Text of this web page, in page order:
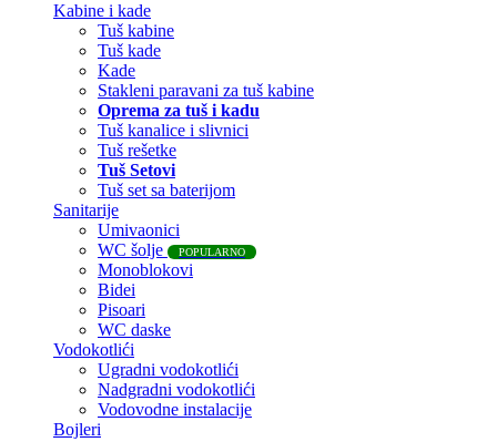
Kabine i kade
Tuš kabine
Tuš kade
Kade
Stakleni paravani za tuš kabine
Oprema za tuš i kadu
Tuš kanalice i slivnici
Tuš rešetke
Tuš Setovi
Tuš set sa baterijom
Sanitarije
Umivaonici
WC šolje
POPULARNO
Monoblokovi
Bidei
Pisoari
WC daske
Vodokotlići
Ugradni vodokotlići
Nadgradni vodokotlići
Vodovodne instalacije
Bojleri